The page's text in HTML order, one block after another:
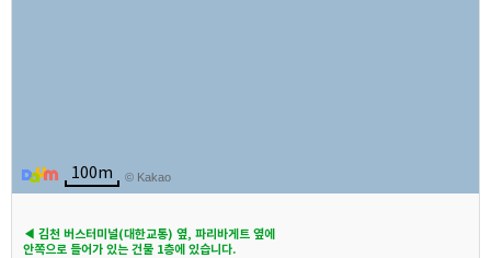
100m © Kakao
◀ 김천 버스터미널(대한교통) 옆, 파리바게트 옆에
안쪽으로 들어가 있는 건물 1층에 있습니다.